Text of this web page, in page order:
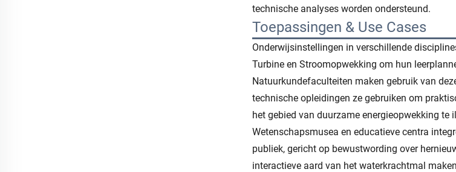
technische analyses worden ondersteund.
Toepassingen & Use Cases
Onderwijsinstellingen in verschillende
Turbine en Stroomopwekking om hun
Natuurkundefaculteiten maken gebruik van
technische opleidingen ze gebruiken om
het gebied van duurzame energieopwekking te
Wetenschapsmusea en educatieve centra
publiek, gericht op bewustwording over
interactieve aard van het waterkrachtmal